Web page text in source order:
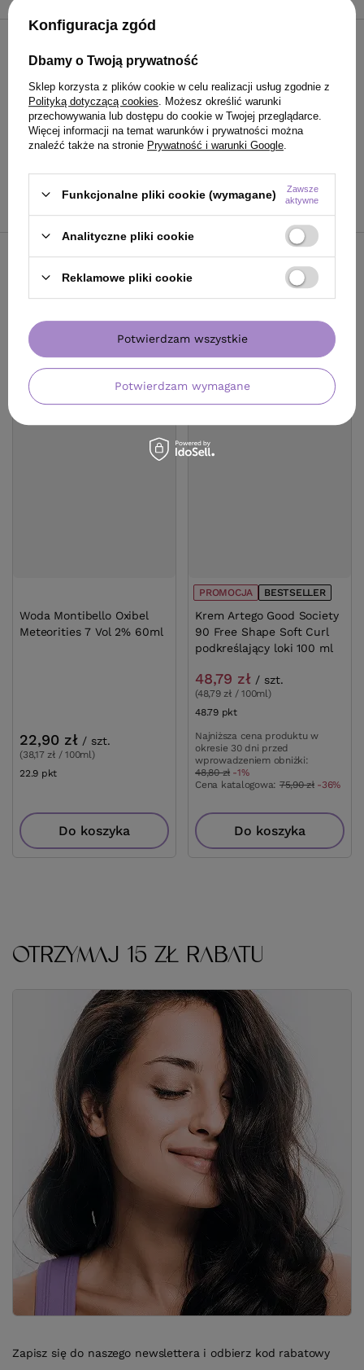
skoncentrowany żółty do
włosów 100 ml
83,90 zł / szt.
(83,90 zł / 100ml)
83.90PKTpunktów
Do koszyka
POLECAMY
Woda Montibello Oxibel
Meteorities 7 Vol 2% 60ml
22,90 zł / szt.
(38,17 zł / 100ml)
22.9 pkt
Do koszyka
PROMOCJA BESTSELLER
Krem Artego Good Society
90 Free Shape Soft Curl
podkreślający loki 100 ml
48,79 zł / szt.
(48,79 zł / 100ml)
48.79 pktpunktów
Najniższa cena produktu w
okresie 30 dni przed
wprowadzeniem obniżki:
48,80 zł -1%
Cena katalogowa: 75,90 zł -36%
Do koszyka
OTRZYMAJ 15 ZŁ RABATU
Zapisz się do naszego newslettera i odbierz kod rabatowy
Konfiguracja zgód
Dbamy o Twoją prywatność
Sklep korzysta z plików cookie w celu realizacji usług zgodnie z
Polityką dotyczącą cookies . Możesz określić warunki
przechowywania lub dostępu do cookie w Twojej przeglądarce.
Więcej informacji na temat warunków i prywatności można
znaleźć także na stronie Prywatność i warunki Google
Funkcjonalne pliki cookie (wymagane)
Zawsze
aktywne
Analityczne pliki cookie
Reklamowe pliki cookie
Potwierdzam wymagane
Potwierdzam wszystkie